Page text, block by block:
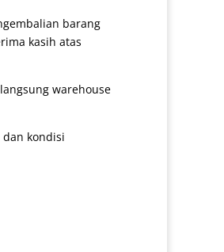
barang
kasih atas
warehouse
kondisi